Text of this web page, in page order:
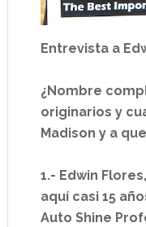
Entrevista a
¿Nombre
originarios y
Madison y a
1.- Edwin
aquí casi 15
Auto Shine